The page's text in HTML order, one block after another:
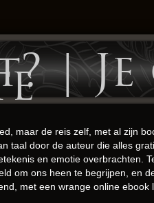
|
maar de reis zelf, met al zijn
taal door de auteur die alles
en emotie overbrachten.
om ons heen te begrijpen, en
met een wrange online